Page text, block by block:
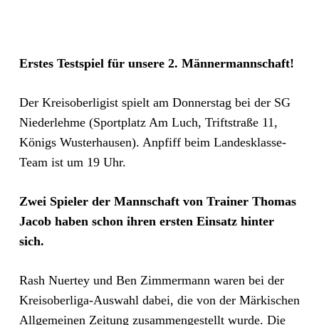
Erstes Testspiel für unsere 2. Männermannschaft!
Der Kreisoberligist spielt am Donnerstag bei der SG
Niederlehme (Sportplatz Am Luch, Triftstraße 11,
Königs Wusterhausen). Anpfiff beim Landesklasse-
Team ist um 19 Uhr.
Zwei Spieler der Mannschaft von Trainer Thomas
Jacob haben schon ihren ersten Einsatz hinter
sich.
Rash Nuertey und Ben Zimmermann waren bei der
Kreisoberliga-Auswahl dabei, die von der Märkischen
Allgemeinen Zeitung zusammengestellt wurde. Die